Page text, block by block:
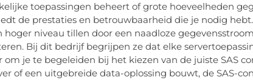
toepassingen beheert of grote hoeveelheden
de prestaties en betrouwbaarheid die je nodig
niveau tillen door een naadloze
Bij dit bedrijf begrijpen ze dat elke
je te begeleiden bij het kiezen van de juiste SAS
of een uitgebreide data-oplossing bouwt, de SAS-